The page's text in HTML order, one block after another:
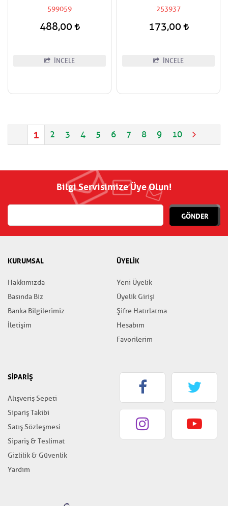
599059
488,00
İNCELE
253937
173,00
İNCELE
1 2 3 4 5 6 7 8 9 10
Bilgi Servisimize Üye Olun!
GÖNDER
KURUMSAL
Hakkımızda
Basında Biz
Banka Bilgilerimiz
İletişim
ÜYELİK
Yeni Üyelik
Üyelik Girişi
Şifre Hatırlatma
Hesabım
Favorilerim
SİPARİŞ
Alışveriş Sepeti
Sipariş Takibi
Satış Sözleşmesi
Sipariş & Teslimat
Gizlilik & Güvenlik
Yardım